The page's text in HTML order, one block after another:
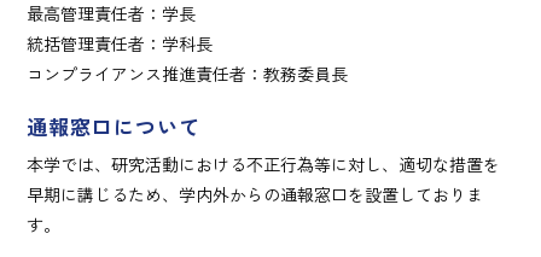
最高管理責任者：学長
統括管理責任者：学科長
コンプライアンス推進責任者：教務委員長
通報窓口について
本学では、研究活動における不正行為等に対し、適切な措置を
早期に講じるため、学内外からの通報窓口を設置しておりま
す。